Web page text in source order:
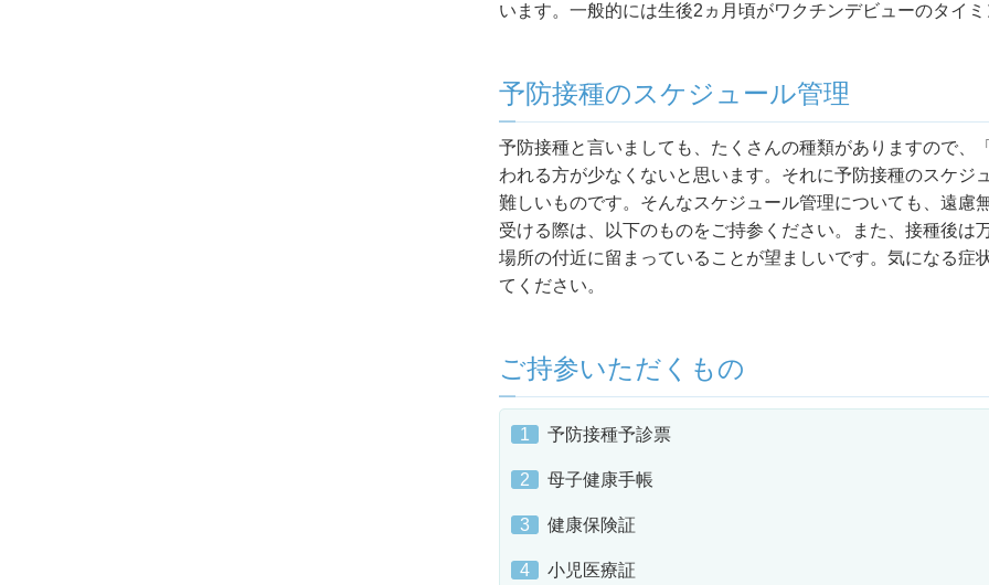
います。一般的には生後2ヵ月頃がワクチンデビューのタイミ
予防接種のスケジュール管理
予防接種と言いましても、たくさんの種類がありますので、
われる方が少なくないと思います。それに予防接種のスケジ
難しいものです。そんなスケジュール管理についても、遠慮
受ける際は、以下のものをご持参ください。また、接種後は
場所の付近に留まっていることが望ましいです。気になる症
てください。
ご持参いただくもの
1 予防接種予診票
2 母子健康手帳
3 健康保険証
4 小児医療証